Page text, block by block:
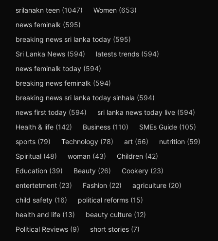
srilanakn teen (1047) Women (653)
news feminalk (595)
breaking news sri lanka today (595)
Sri Lanka News (594) latests trends (594)
news feminalk today (594)
breaking news feminalk (594)
breaking news sri lanka today sinhala (594)
news first today (594) sri lanka news today live (594)
Health & life (142) Business (110) SMEs Guide (105)
sports (79) Technology (78) art (66) nutrition (59)
Spiritual (48) woman (43) Children (42)
Education (39) Beauty (26) Cookery (23)
entertetment (23) Fashion (22) agriculture (20)
child safety (16) political reforms (15)
health and life (13) beauty culture (12)
Political Reviews (9) short stories (7)